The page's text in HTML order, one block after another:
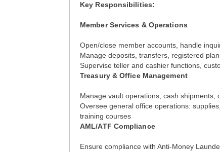
Key Responsibilities:
Member Services & Operations
Open/close member accounts, handle
Manage deposits, transfers, registered
Supervise teller and cashier functions,
Treasury & Office Management
Manage vault operations, cash shipments,
Oversee general office operations:
training courses
AML/ATF Compliance
Ensure compliance with Anti-Money